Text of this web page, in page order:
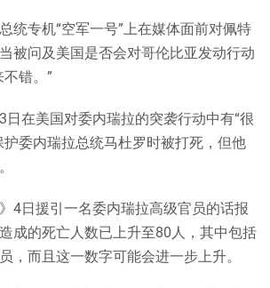
专机“空军一号”上在媒体面前对佩特
被问及美国是否会对哥伦比亚发动行动
错。”
在美国对委内瑞拉的突袭行动中有“很
护委内瑞拉总统马杜罗时被打死，但他
》4日援引一名委内瑞拉高级官员的话报
成的死亡人数已上升至80人，其中包括
，而且这一数字可能会进一步上升。